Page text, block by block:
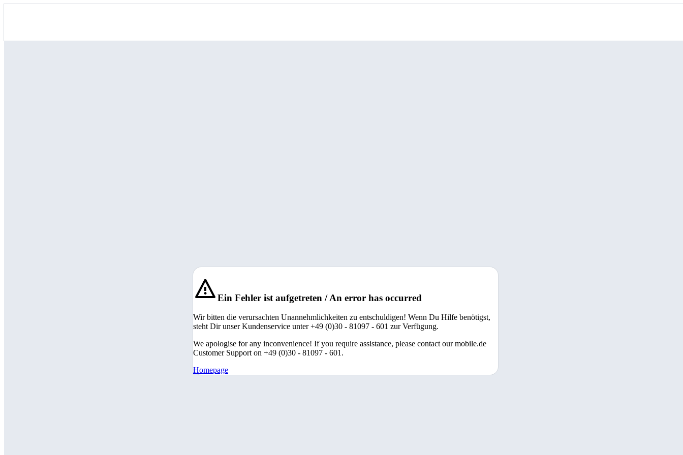
Ein Fehler ist aufgetreten / An error has occurred
Wir bitten die verursachten Unannehmlichkeiten zu entschuldigen! Wenn Du Hilfe benötigst,
steht Dir unser Kundenservice unter +49 (0)30 - 81097 - 601 zur Verfügung.
We apologise for any inconvenience! If you require assistance, please contact our mobile.de
Customer Support on +49 (0)30 - 81097 - 601.
Homepage